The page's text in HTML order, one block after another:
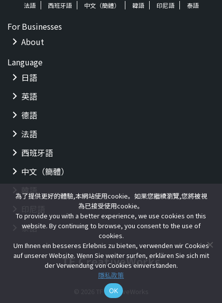
法語
西班牙語 中文（簡體） 韓語 印尼語 泰語
For Businesses
About
Language
日語
英語
德語
法語
西班牙語
中文（簡體）
韓語
泰語
© 2026 TF CreativeWorks
為了提供更好的體驗,本網站使用cookie。如果您繼續瀏覽,您將被視
為已接受使用cookie。
To provide you with a better experience, we use cookies on this
website. By continuing to browse, you consent to the use of
cookies.
Um Ihnen ein besseres Erlebnis zu bieten, verwenden wir Cookies
auf unserer Website. Wenn Sie weiter surfen, erklären Sie sich mit
der Verwendung von Cookies einverstanden.
隱私政策
OK